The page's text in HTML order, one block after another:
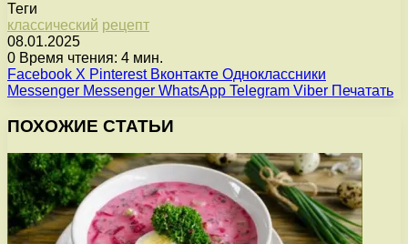
Теги
классический рецепт
08.01.2025
0 Время чтения: 4 мин.
Facebook X Pinterest Вконтакте Одноклассники
Messenger Messenger WhatsApp Telegram Viber Печатать
ПОХОЖИЕ СТАТЬИ